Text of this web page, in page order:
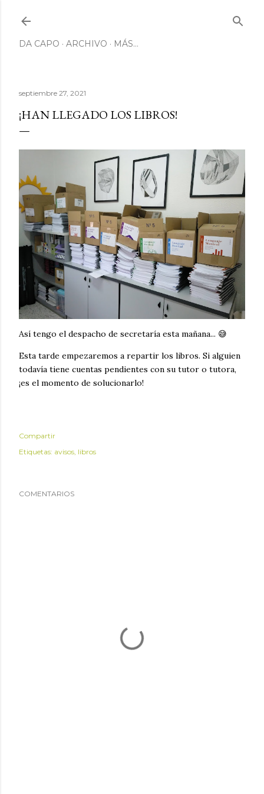
DA CAPO ARCHIVO MÁS…
septiembre 27, 2021
¡HAN LLEGADO LOS LIBROS!
Así tengo el despacho de secretaría esta mañana... 😅
Esta tarde empezaremos a repartir los libros. Si alguien
todavía tiene cuentas pendientes con su tutor o tutora,
¡es el momento de solucionarlo!
Compartir
Etiquetas: avisos libros
COMENTARIOS